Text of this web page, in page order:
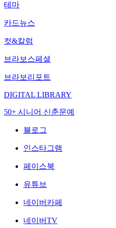
테마
카드뉴스
컷&칼럼
브라보스페셜
브라보리포트
DIGITAL LIBRARY
50+ 시니어 신춘문예
블로그
인스타그램
페이스북
유튜브
네이버카페
네이버TV